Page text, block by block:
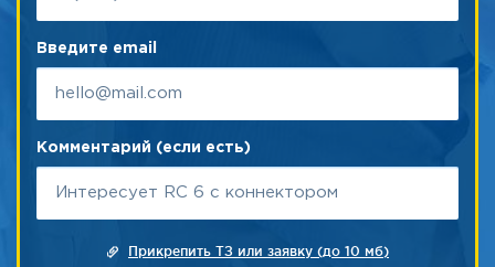
Введите email
Комментарий (если есть)
Прикрепить ТЗ или заявку (до 10 мб)